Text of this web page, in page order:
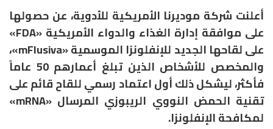
أعلنت شركة موديرنا الأمريكية للأدوية، عن حصولها
على موافقة إدارة الغذاء والدواء الأمريكية «FDA»
على لقاحها الجديد للإنفلونزا الموسمية «mFlusiva»،
والمخصص للأشخاص الذين تبلغ أعمارهم 50 عاماً
فأكثر، ليشكل ذلك أول اعتماد رسمي للقاح قائم على
تقنية الحمض النووي الريبوزي المرسال «mRNA»
لمكافحة الإنفلونزا.